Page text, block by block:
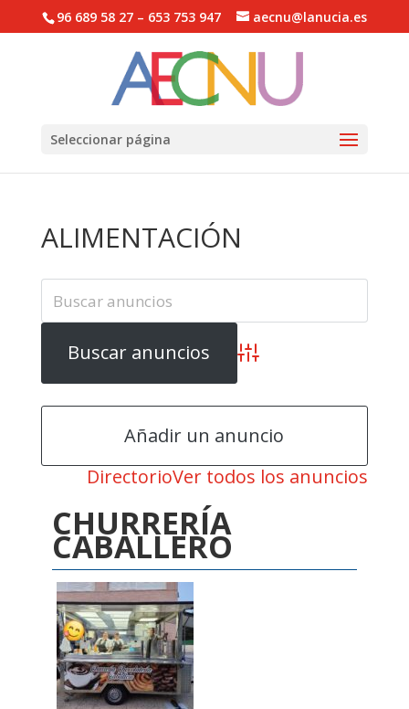
Abrir barra de herramientas
96 689 58 27 – 653 753 947 aecnu@lanucia.es
Seleccionar página
ALIMENTACIÓN
Búsqueda avanzada
DirectorioVer todos los anuncios
Añadir un anuncio
CHURRERÍA
CABALLERO